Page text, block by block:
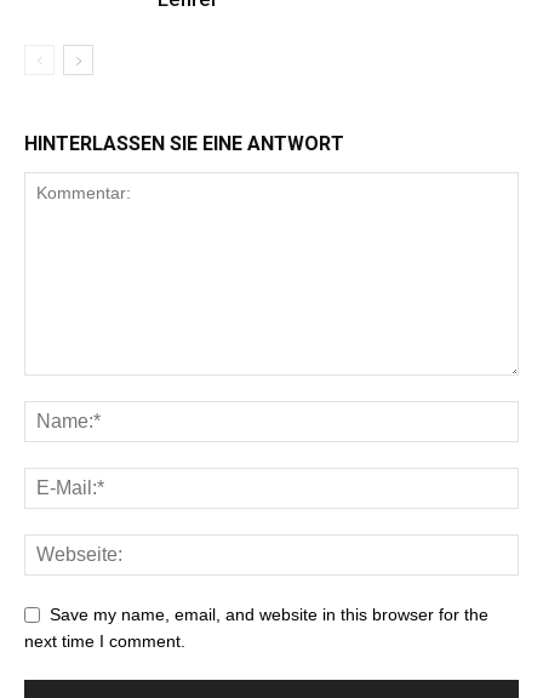
HINTERLASSEN SIE EINE ANTWORT
Save my name, email, and website in this browser for the
next time I comment.